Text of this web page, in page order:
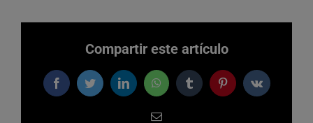
Compartir este artículo
FacebookTwitterLinkedInWhatsAppTumblrPinterestVk